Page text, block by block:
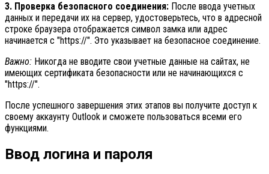
3. Проверка безопасного соединения: После ввода учетных
данных и передачи их на сервер, удостоверьтесь, что в адресной
строке браузера отображается символ замка или адрес
начинается с "https://". Это указывает на безопасное соединение.
Важно: Никогда не вводите свои учетные данные на сайтах, не
имеющих сертификата безопасности или не начинающихся с
"https://".
После успешного завершения этих этапов вы получите доступ к
своему аккаунту Outlook и сможете пользоваться всеми его
функциями.
Ввод логина и пароля